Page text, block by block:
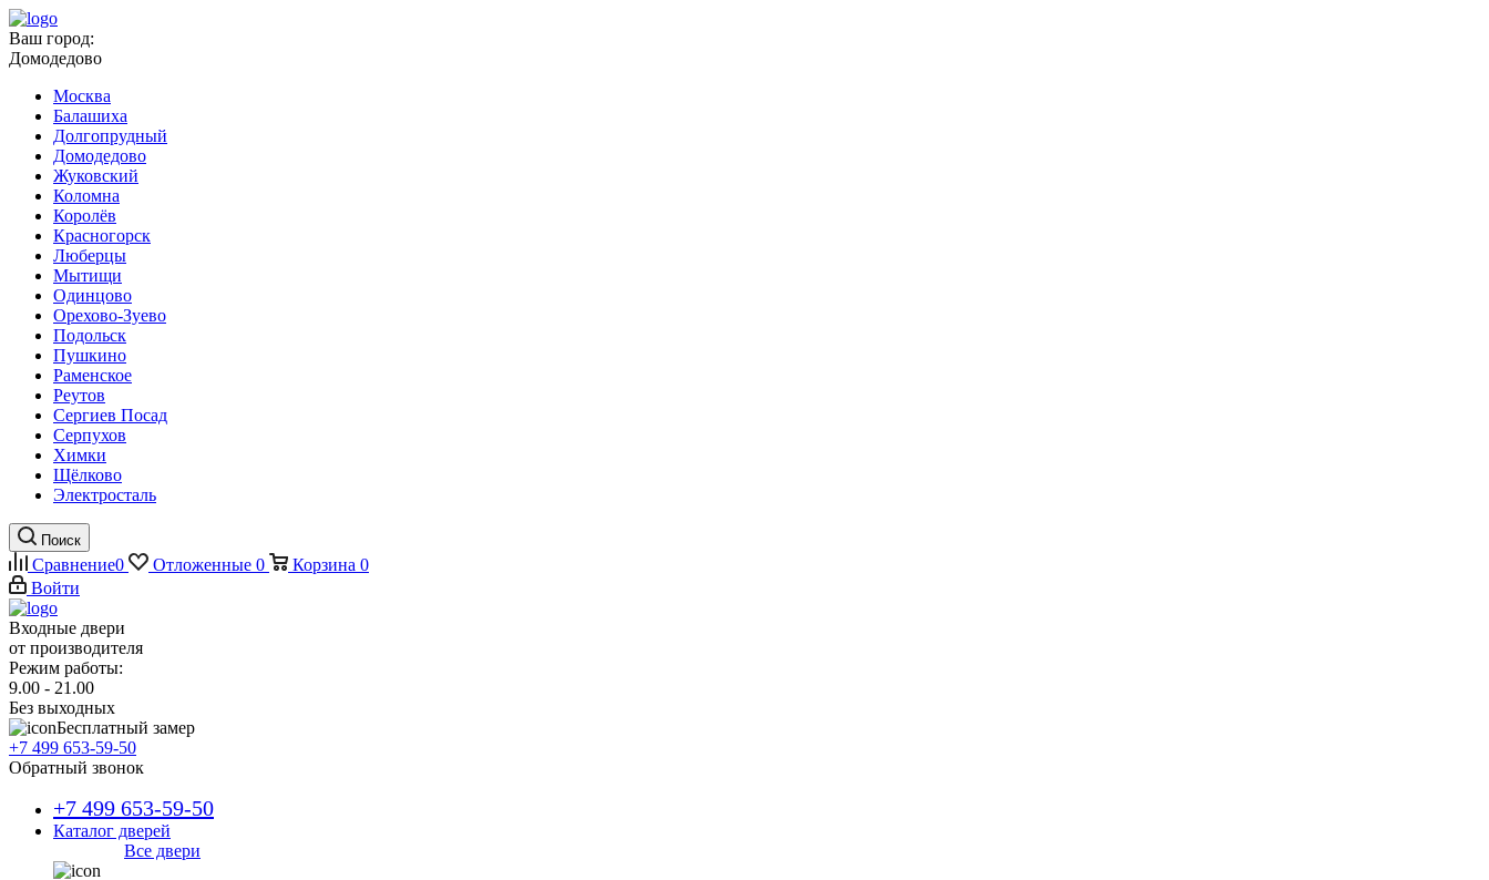
Ваш город:
Домодедово
Москва
Балашиха
Долгопрудный
Домодедово
Жуковский
Коломна
Королёв
Красногорск
Люберцы
Мытищи
Одинцово
Орехово-Зуево
Подольск
Пушкино
Раменское
Реутов
Сергиев Посад
Серпухов
Химки
Щёлково
Электросталь
Поиск
Сравнение0 Отложенные 0 Корзина 0
Войти
Входные двери
от производителя
Режим работы:
9.00 - 21.00
Без выходных
Бесплатный замер
+7 499 653-59-50
Обратный звонок
+7 499 653-59-50
Каталог дверей
Все двери